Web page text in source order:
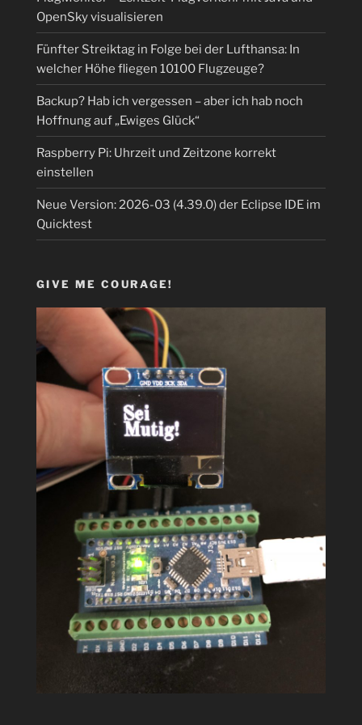
OpenSky visualisieren
Fünfter Streiktag in Folge bei der Lufthansa: In
welcher Höhe fliegen 10100 Flugzeuge?
Backup? Hab ich vergessen – aber ich hab noch
Hoffnung auf „Ewiges Glück“
Raspberry Pi: Uhrzeit und Zeitzone korrekt
einstellen
Neue Version: 2026-03 (4.39.0) der Eclipse IDE im
Quicktest
GIVE ME COURAGE!